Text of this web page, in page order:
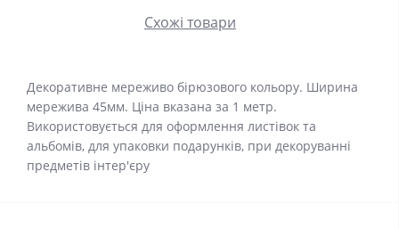
Схожі товари
Декоративне мереживо бірюзового кольору. Ширина
мережива 45мм. Ціна вказана за 1 метр.
Використовується для оформлення листівок та
альбомів, для упаковки подарунків, при декоруванні
предметів інтер'єру